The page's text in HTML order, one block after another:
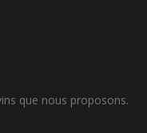
que nous proposons.